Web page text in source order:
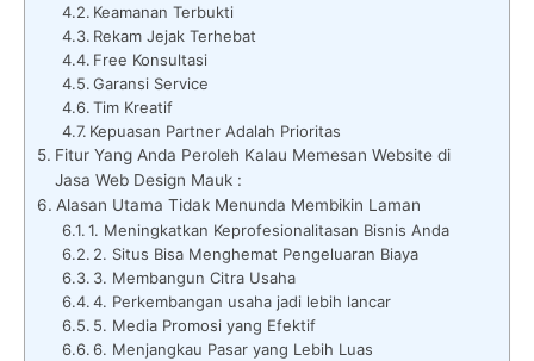
Keamanan Terbukti
Rekam Jejak Terhebat
Free Konsultasi
Garansi Service
Tim Kreatif
Kepuasan Partner Adalah Prioritas
Fitur Yang Anda Peroleh Kalau Memesan Website di
Jasa Web Design Mauk :
Alasan Utama Tidak Menunda Membikin Laman
1. Meningkatkan Keprofesionalitasan Bisnis Anda
2. Situs Bisa Menghemat Pengeluaran Biaya
3. Membangun Citra Usaha
4. Perkembangan usaha jadi lebih lancar
5. Media Promosi yang Efektif
6. Menjangkau Pasar yang Lebih Luas